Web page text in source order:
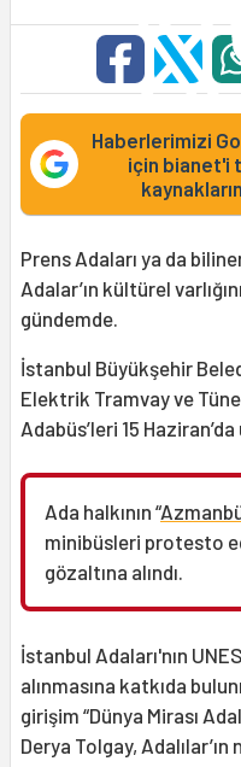
Haberlerimizi
için bianet'i
Prens Adaları ya da
Adalar’ın kültürel
gündemde.
İstanbul Büyükşehir
Elektrik Tramvay ve
Adabüs’leri 15
Ada halkının “
minibüsleri protesto
gözaltına alındı.
İstanbul Adaları'nın
alınmasına katkıda
girişim “Dünya Mirası
Derya Tolgay,